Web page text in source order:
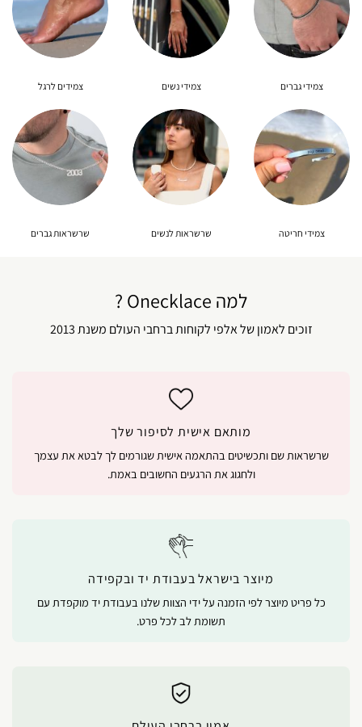
צמידי גברים צמידי נשים צמידים לרגל
צמידי חריטה שרשראות לנשים שרשראות גברים
למה Onecklace ?
זוכים לאמון של אלפי לקוחות ברחבי העולם משנת 2013
מותאם אישית לסיפור שלך
שרשראות שם ותכשיטים בהתאמה אישית שגורמים לך לבטא את עצמך
ולחגוג את הרגעים החשובים באמת.
מיוצר בישראל בעבודת יד ובקפידה
כל פריט מיוצר לפי הזמנה על ידי הצוות שלנו בעבודת יד מוקפדת עם
תשומת לב לכל פרט.